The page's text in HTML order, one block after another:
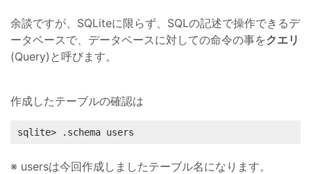
余談ですが、SQLiteに限らず、SQLの記述で操作できるデ
ータベースで、データベースに対しての命令の事をクエリ
(Query)と呼びます。
作成したテーブルの確認は
sqlite> .schema users
※ usersは今回作成しましたテーブル名になります。